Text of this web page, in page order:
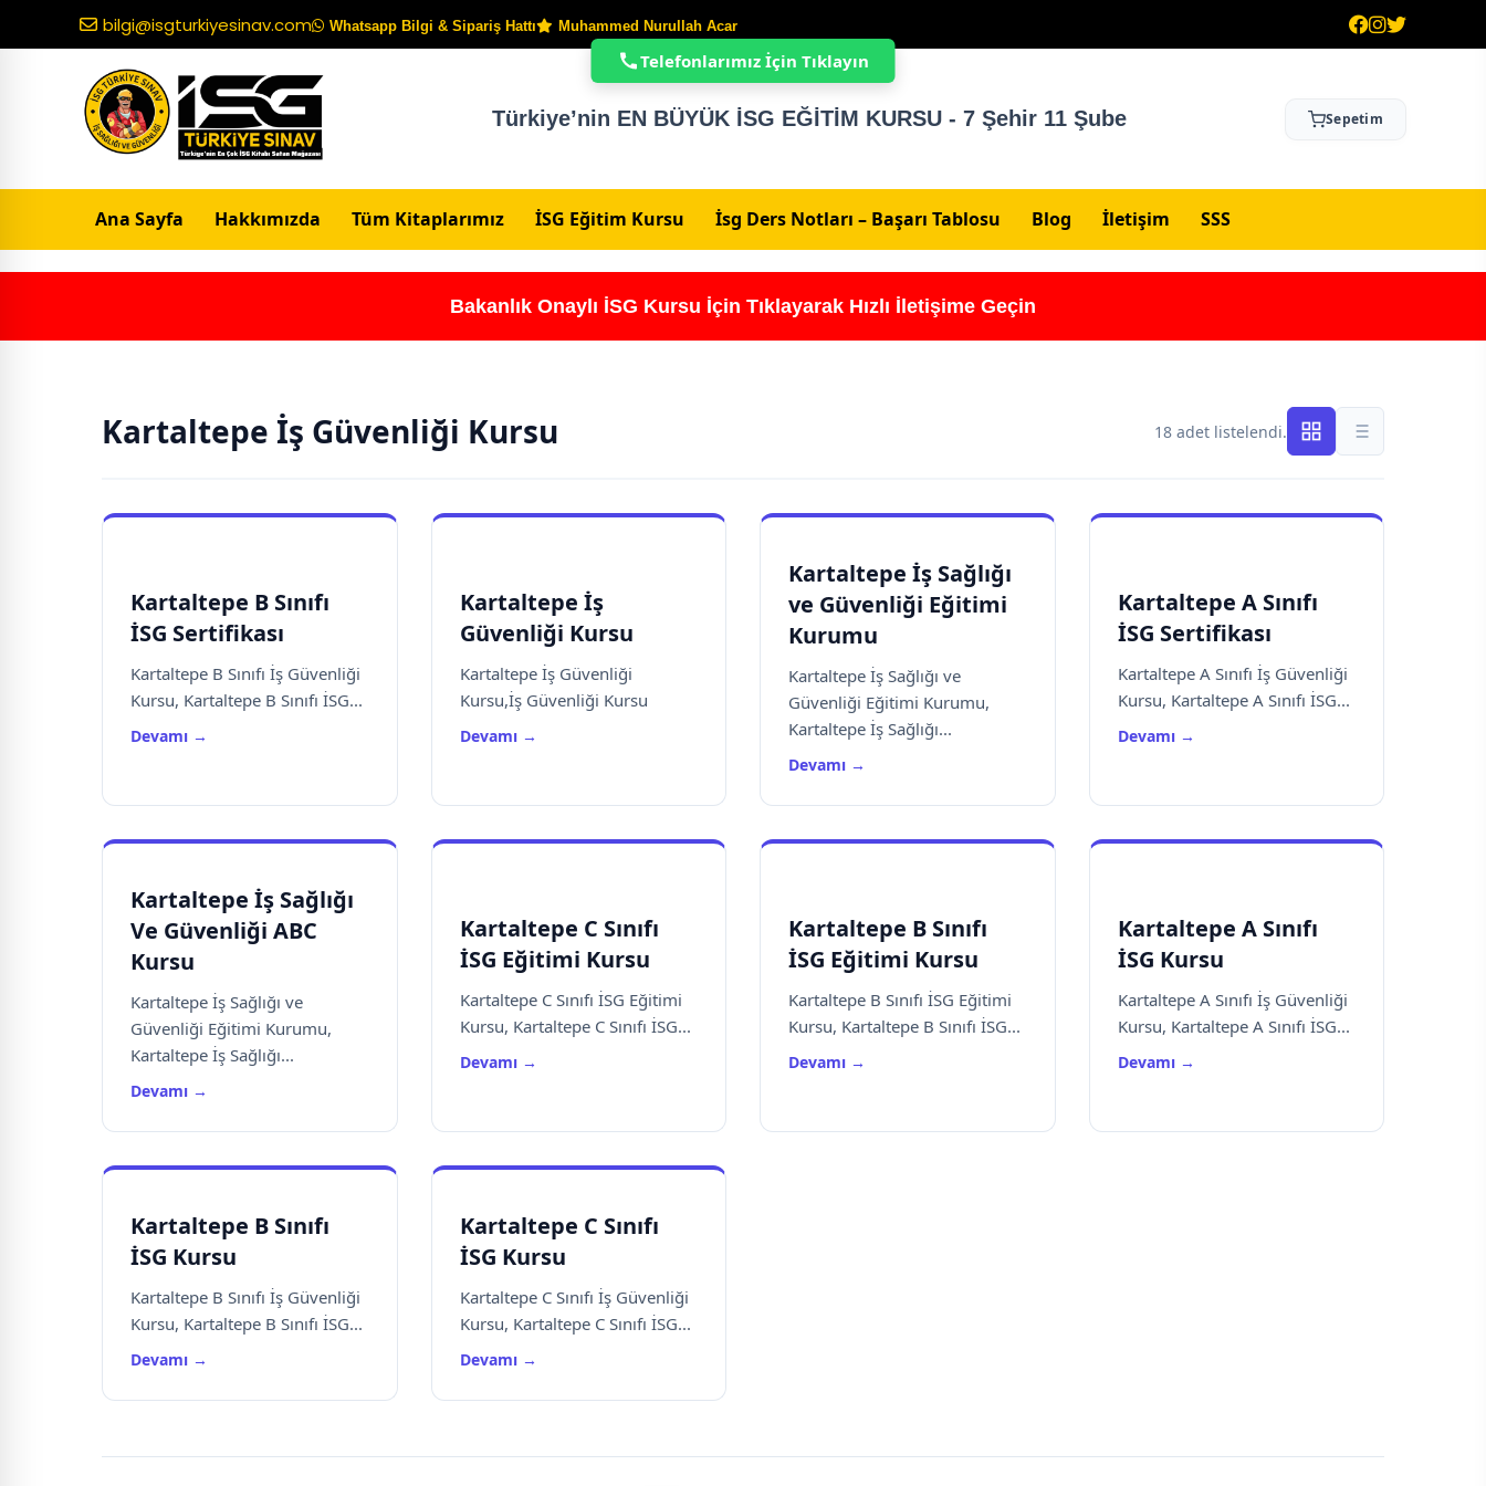
bilgi@isgturkiyesinav.com Whatsapp Bilgi & Sipariş Hattı Muhammed Nurullah Acar
Türkiye’nin EN BÜYÜK İSG EĞİTİM KURSU - 7 Şehir 11 Şube Sepetim
Ana Sayfa Hakkımızda Tüm Kitaplarımız İSG Eğitim Kursu İsg Ders Notları – Başarı Tablosu Blog İletişim SSS
Bakanlık Onaylı İSG Kursu İçin Tıklayarak Hızlı İletişime Geçin
Kartaltepe İş Güvenliği Kursu 18 adet listelendi.
Kartaltepe B Sınıfı
İSG Sertifikası
Kartaltepe B Sınıfı İş Güvenliği
Kursu, Kartaltepe B Sınıfı İSG...
Devamı →
Kartaltepe İş
Güvenliği Kursu
Kartaltepe İş Güvenliği
Kursu,İş Güvenliği Kursu
Devamı →
Kartaltepe İş Sağlığı
ve Güvenliği Eğitimi
Kurumu
Kartaltepe İş Sağlığı ve
Güvenliği Eğitimi Kurumu,
Kartaltepe İş Sağlığı...
Devamı →
Kartaltepe A Sınıfı
İSG Sertifikası
Kartaltepe A Sınıfı İş Güvenliği
Kursu, Kartaltepe A Sınıfı İSG...
Devamı →
Kartaltepe İş Sağlığı
Ve Güvenliği ABC
Kursu
Kartaltepe İş Sağlığı ve
Güvenliği Eğitimi Kurumu,
Kartaltepe İş Sağlığı...
Devamı →
Kartaltepe C Sınıfı
İSG Eğitimi Kursu
Kartaltepe C Sınıfı İSG Eğitimi
Kursu, Kartaltepe C Sınıfı İSG...
Devamı →
Kartaltepe B Sınıfı
İSG Eğitimi Kursu
Kartaltepe B Sınıfı İSG Eğitimi
Kursu, Kartaltepe B Sınıfı İSG...
Devamı →
Kartaltepe A Sınıfı
İSG Kursu
Kartaltepe A Sınıfı İş Güvenliği
Kursu, Kartaltepe A Sınıfı İSG...
Devamı →
Kartaltepe B Sınıfı
İSG Kursu
Kartaltepe B Sınıfı İş Güvenliği
Kursu, Kartaltepe B Sınıfı İSG...
Devamı →
Kartaltepe C Sınıfı
İSG Kursu
Kartaltepe C Sınıfı İş Güvenliği
Kursu, Kartaltepe C Sınıfı İSG...
Devamı →
Telefonlarımız İçin Tıklayın